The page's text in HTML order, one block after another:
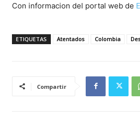
Con informacion del portal web de
ETIQUETAS Atentados Colombia
Compartir